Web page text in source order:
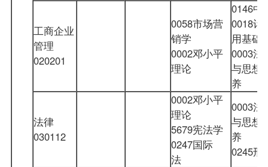
工商企业
管理
020201
0058市场营
销学
0002邓小平
理论
0146中
0018计
用基础
0003法
与思想
养
法律
030112
0002邓小平
理论
5679宪法学
0247国际
法
0003法
与思想
养
0245